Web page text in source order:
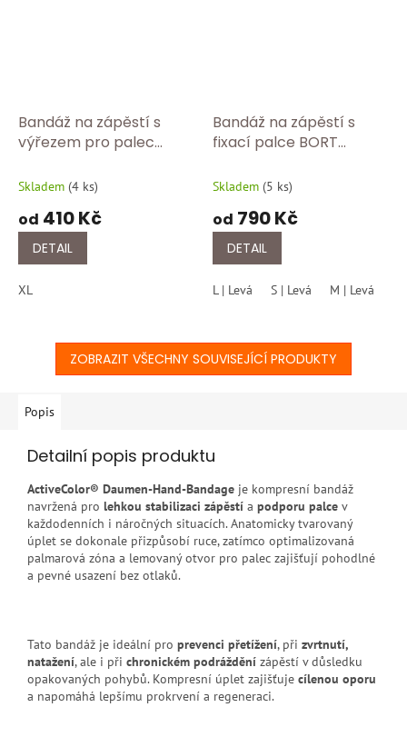
Bandáž na zápěstí s
výřezem pro palec
Skladem (4 ks)
od 410 Kč
DETAIL
XL
Bandáž na zápěstí s
fixací palce BORT
Skladem (5 ks)
od 790 Kč
DETAIL
L | Levá S | Levá M | Levá
ZOBRAZIT VŠECHNY SOUVISEJÍCÍ PRODUKTY
Popis
Detailní popis produktu
ActiveColor® Daumen-Hand-Bandage je kompresní bandáž
navržená pro lehkou stabilizaci zápěstí a podporu palce v
každodenních i náročných situacích. Anatomicky tvarovaný
úplet se dokonale přizpůsobí ruce, zatímco optimalizovaná
palmarová zóna a lemovaný otvor pro palec zajišťují pohodlné
a pevné usazení bez otlaků.
Tato bandáž je ideální pro prevenci přetížení, při zvrtnutí,
natažení, ale i při chronickém podráždění zápěstí v důsledku
opakovaných pohybů. Kompresní úplet zajišťuje cílenou oporu
a napomáhá lepšímu prokrvení a regeneraci.